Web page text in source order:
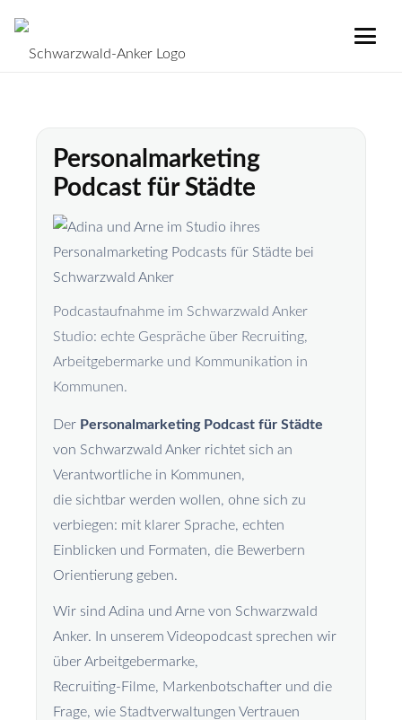
Personalmarketing
Podcast für Städte
Podcastaufnahme im Schwarzwald Anker
Studio: echte Gespräche über Recruiting,
Arbeitgebermarke und Kommunikation in
Kommunen.
Der Personalmarketing Podcast für Städte
von Schwarzwald Anker richtet sich an
Verantwortliche in Kommunen,
die sichtbar werden wollen, ohne sich zu
verbiegen: mit klarer Sprache, echten
Einblicken und Formaten, die Bewerbern
Orientierung geben.
Wir sind Adina und Arne von Schwarzwald
Anker. In unserem Videopodcast sprechen wir
über Arbeitgebermarke,
Recruiting-Filme, Markenbotschafter und die
Frage, wie Stadtverwaltungen Vertrauen